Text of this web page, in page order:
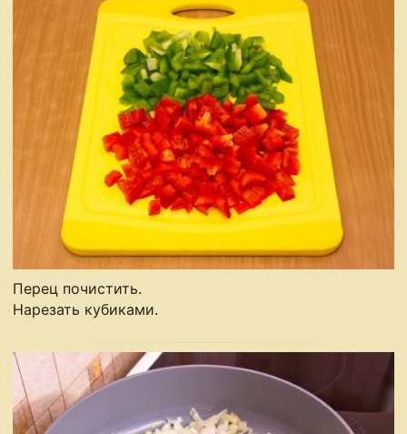
Перец почистить.
Нарезать кубиками.